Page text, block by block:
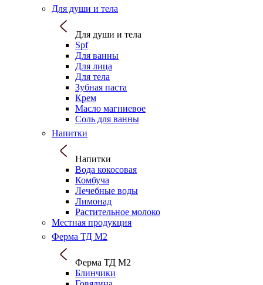
Для души и тела
Для души и тела
Spf
Для ванны
Для лица
Для тела
Зубная паста
Крем
Масло магниевое
Соль для ванны
Напитки
Напитки
Вода кокосовая
Комбуча
Лечебные воды
Лимонад
Растительное молоко
Местная продукция
Ферма ТД М2
Ферма ТД М2
Блинчики